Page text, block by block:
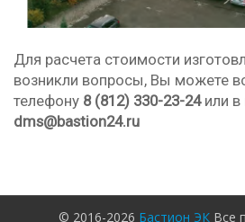
Для расчета стоимости
возникли вопросы, Вы можете
телефону 8 (812) 330-23-24или в
dms@bastion24.ru
© 2016-2026 Бастион ЭК Все